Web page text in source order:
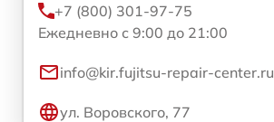
+7 (800) 301-97-75
Ежедневно с 9:00 до 21:00
info@kir.fujitsu-repair-center.ru
ул. Воровского, 77